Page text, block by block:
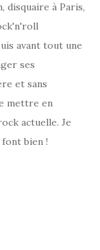
disquaire à Paris,
avant tout une
ses
et sans
mettre en
actuelle. Je
bien !